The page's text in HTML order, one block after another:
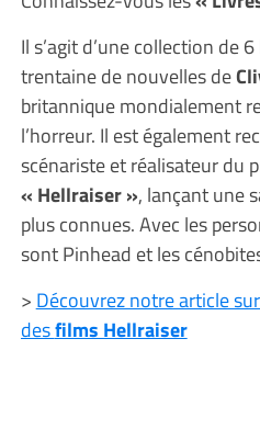
Il s’agit d’une collection de
trentaine de nouvelles de
britannique mondialement
l’horreur. Il est également
scénariste et réalisateur du
« Hellraiser », lançant une
plus connues. Avec les
sont Pinhead et les
> Découvrez notre article
desfilms Hellraiser